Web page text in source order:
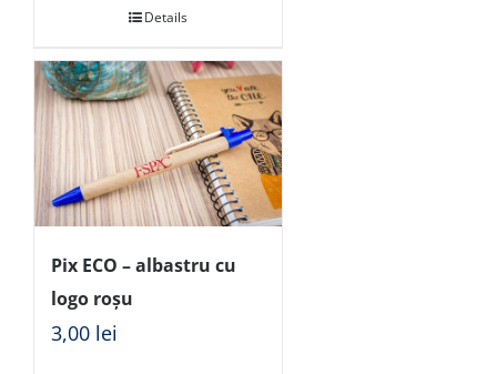
Details
Pix ECO – albastru cu
logo roșu
3,00 lei